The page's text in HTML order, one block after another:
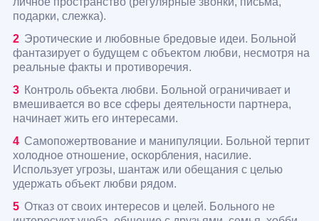
подарки, слежка).
Эротические и любовные бредовые идеи. Больной
фантазирует о будущем с объектом любви, несмотря на
реальные факты и противоречия.
Контроль объекта любви. Больной ограничивает и
вмешивается во все сферы деятельности партнера,
начинает жить его интересами.
Самопожертвование и манипуляции. Больной терпит
холодное отношение, оскорбления, насилие.
Использует угрозы, шантаж или обещания с целью
удержать объект любви рядом.
Отказ от своих интересов и целей. Больного не